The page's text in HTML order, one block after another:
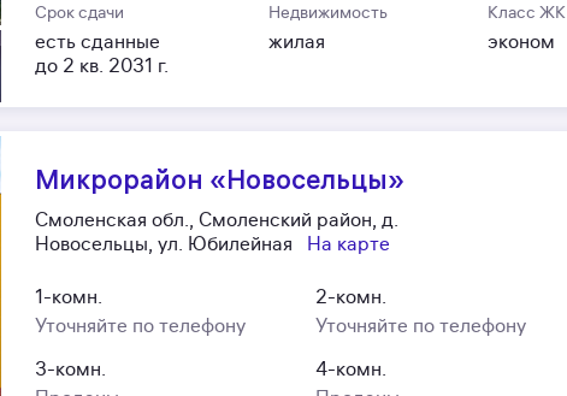
Срок сдачи
есть сданные
до 2 кв. 2031 г.
Недвижимость
жилая
Класс ЖК
эконом
Микрорайон «Новосельцы»
Смоленская обл., Смоленский район, д.
Новосельцы, ул. Юбилейная
На карте
1-комн.
Уточняйте по телефону
2-комн.
Уточняйте по телефону
3-комн.
4-комн.